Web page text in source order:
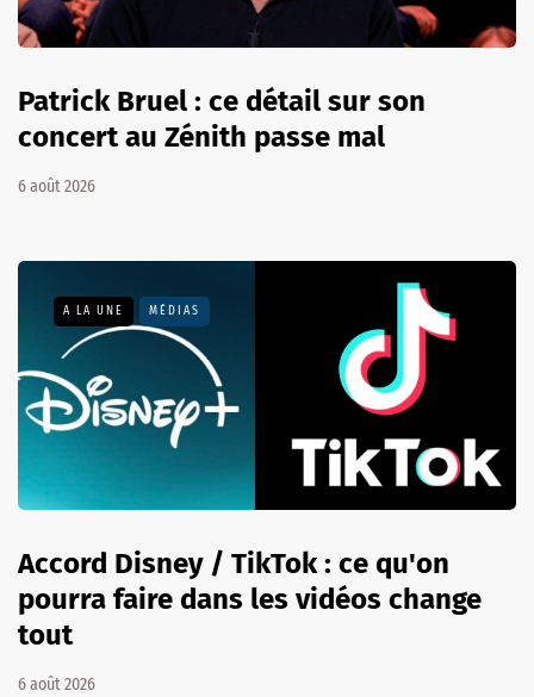
Patrick Bruel : ce détail sur son
concert au Zénith passe mal
6 août 2026
A LA UNE MÉDIAS
Accord Disney / TikTok : ce qu'on
pourra faire dans les vidéos change
tout
6 août 2026